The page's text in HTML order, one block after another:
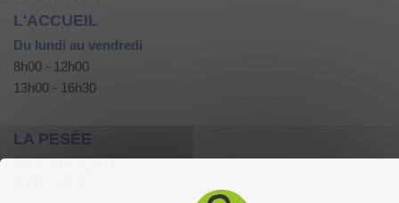
L'ACCUEIL
Du lundi au vendredi
8h00 - 12h00
13h00 - 16h30
LA PESÉE
Du lundi au jeudi